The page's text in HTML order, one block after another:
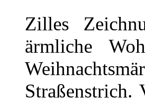
Zilles
ärmliche
Straßenstrich.